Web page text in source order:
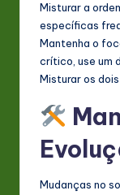
Misturar a
específicas
Mantenha o
crítico, use um
Misturar os
Mudanças no